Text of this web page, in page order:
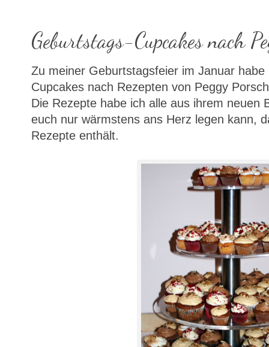
Geburtstags-Cupcakes nach
Zu meiner Geburtstagsfeier im Januar
Cupcakes nach Rezepten von Peggy
Die Rezepte habe ich alle aus ihrem neuen
euch nur wärmstens ans Herz legen kann,
Rezepte enthält.